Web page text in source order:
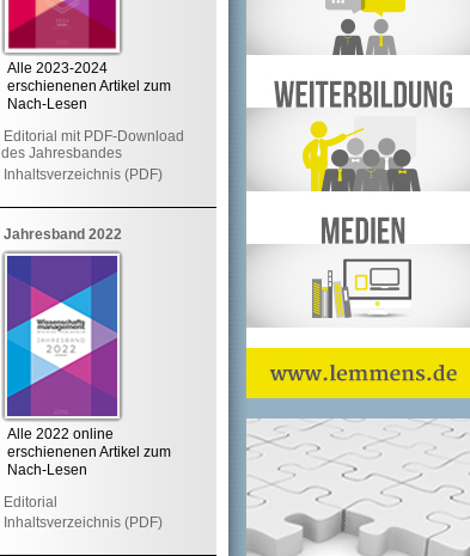
Alle 2023-2024
erschienenen Artikel zum
Nach-Lesen
Editorial mit PDF-Download
des Jahresbandes
Inhaltsverzeichnis (PDF)
Jahresband 2022
Alle 2022 online
erschienenen Artikel zum
Nach-Lesen
Editorial
Inhaltsverzeichnis (PDF)